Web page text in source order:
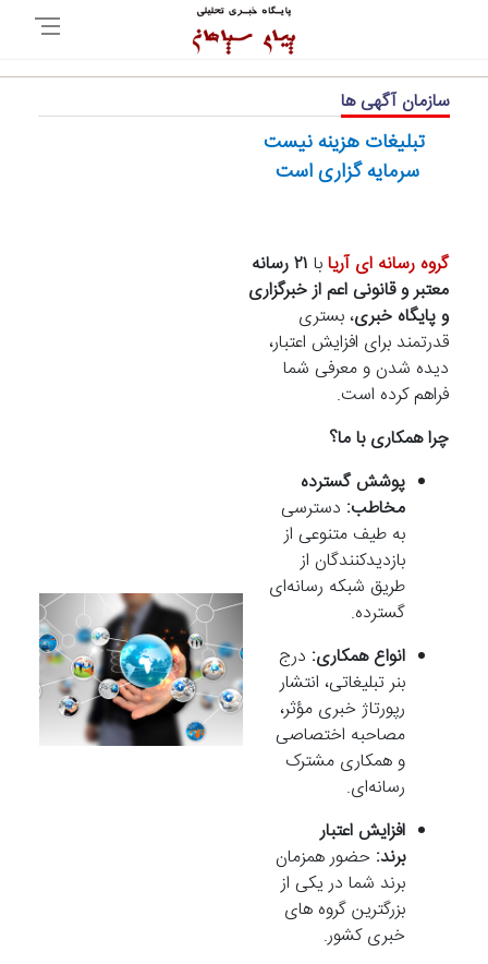
سازمان آگهی ها
تبلیغات هزینه نیست
سرمایه گزاری است
گروه رسانه ای آریابا
۲۱ رسانه
معتبر و قانونی اعم از خبرگزاری
وپایگاه خبری، بستری
قدرتمند برای افزایش اعتبار،
دیده شدن و معرفی شما
فراهم کرده‌ است.
چرا همکاری با ما؟
پوشش گسترده
مخاطب: دسترسی
به طیف متنوعی از
بازدیدکنندگان از
طریق شبکه رسانه‌ای
گسترده.
انواع همکاری: درج
بنر تبلیغاتی، انتشار
رپورتاژ خبری مؤثر،
مصاحبه اختصاصی
و همکاری مشترک
رسانه‌ای.
افزایش اعتبار
برند: حضور همزمان
برند شما در یکی از
بزرگترین گروه های
خبری کشور.